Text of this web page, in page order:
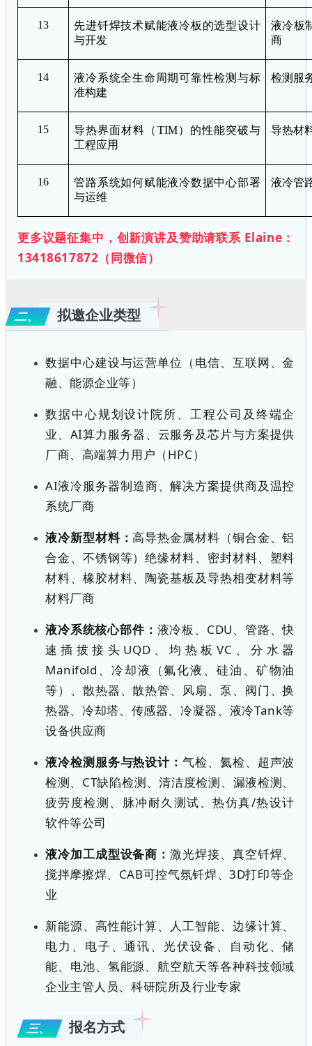
13
先进钎焊技术赋能液冷板的选型设计
与开发
液冷板
商
14
液冷系统全生命周期可靠性检测与标
准构建
检测服
15 导热界面材料（ TIM）的性能突破与
工程应用
导热材
16
管路系统如何赋能液冷数据中心部署
与运维
液冷管
更多议题征集中，创新演讲及赞助请联系 Elaine：
13418617872（同微信）
二、 拟邀企业类型
数据中心建设与运营单位（电信、互联网、金
融、能源企业等）
数据中心规划设计院所、工程公司及终端企
业、AI算力服务器、云服务及芯片与方案提供
厂商、高端算力用户（HPC）
AI液冷服务器制造商、解决方案提供商及温控
系统厂商
液冷新型材料：高导热金属材料（铜合金、铝
合金、不锈钢等）绝缘材料、密封材料、塑料
材料、橡胶材料、陶瓷基板及导热相变材料等
材料厂商
液冷系统核心部件： 液冷板、CDU、管路、快
速插拔接头UQD、均热板VC、分水器
Manifold、冷却液（氟化液、硅油、矿物油
等）、散热器、散热管、风扇、泵、阀门、换
热器、冷却塔、传感器、冷凝器、液冷Tank等
设备供应商
液冷检测服务与热设计：气检、氦检、超声波
检测、CT缺陷检测、清洁度检测、漏液检测、
疲劳度检测、脉冲耐久测试、热仿真/热设计
软件等公司
液冷加工成型设备商：激光焊接、真空钎焊、
搅拌摩擦焊、CAB可控气氛钎焊、3D打印等企
业
新能源、高性能计算、人工智能、边缘计算、
电力、电子、通讯、光伏设备、自动化、储
能、电池、 氢能源、航空航天等各种科技领域
企业主管人员、科研院所及行业专家
三、 报名方式